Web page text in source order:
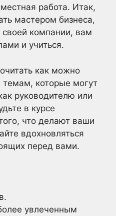
работа. Итак,
мастером бизнеса,
компании, вам
и учиться.
как можно
которые могут
руководителю или
в курсе
что делают ваши
вдохновляться
перед вами.
увлеченным